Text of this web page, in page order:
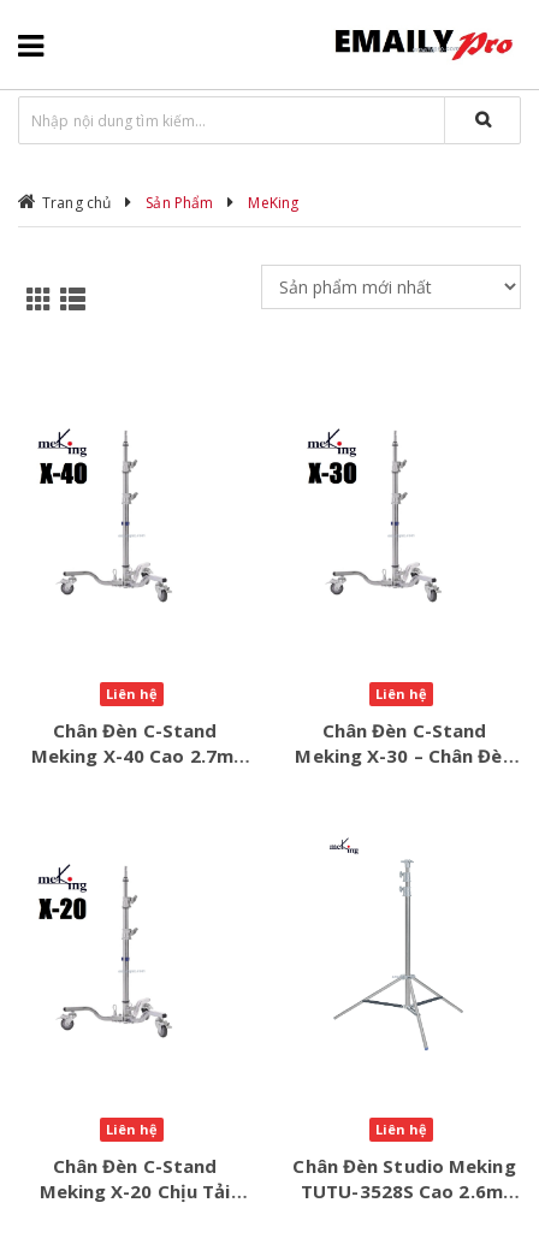
Trang chủ Sản Phẩm MeKing
Liên hệ
Chân Đèn C-Stand
Meking X-40 Cao 2.7m,
Liên hệ
Chân Đèn C-Stand
Meking X-30 – Chân Đèn
Liên hệ
Chân Đèn C-Stand
Meking X-20 Chịu Tải
Liên hệ
Chân Đèn Studio Meking
TUTU-3528S Cao 2.6m,